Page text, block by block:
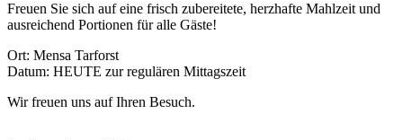
Freuen Sie sich auf eine frisch zubereitete, herzhafte Mahlzeit und
ausreichend Portionen für alle Gäste!
Ort: Mensa Tarforst
Datum: HEUTE zur regulären Mittagszeit
Wir freuen uns auf Ihren Besuch.